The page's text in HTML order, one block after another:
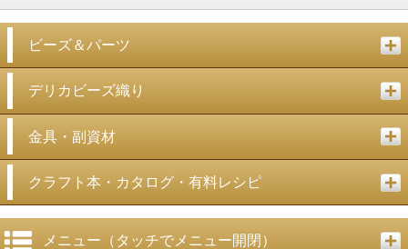
ビーズ＆パーツ
デリカビーズ織り
金具・副資材
クラフト本・カタログ・有料レシピ
メニュー（タッチでメニュー開閉）